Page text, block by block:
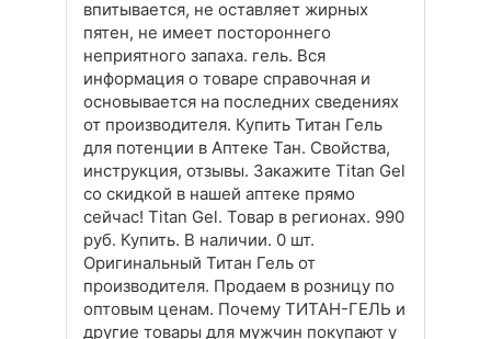
впитывается, не оставляет жирных
пятен, не имеет постороннего
неприятного запаха. гель. Вся
информация о товаре справочная и
основывается на последних сведениях
от производителя. Купить Титан Гель
для потенции в Аптеке Тан. Свойства,
инструкция, отзывы. Закажите Titan Gel
со скидкой в нашей аптеке прямо
сейчас! Titan Gel. Товар в регионах. 990
руб. Купить. В наличии. 0 шт.
Оригинальный Титан Гель от
производителя. Продаем в розницу по
оптовым ценам. Почему ТИТАН-ГЕЛЬ и
другие товары для мужчин покупают у